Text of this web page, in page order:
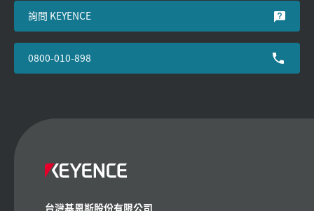
詢問 KEYENCE
0800-010-898
台灣基恩斯股份有限公司